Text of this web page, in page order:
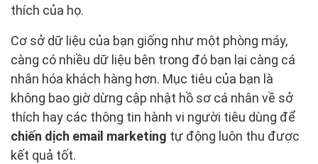
thích của họ.
Cơ sở dữ liệu của bạn giống như một phòng máy,
càng có nhiều dữ liệu bên trong đó bạn lại càng cá
nhân hóa khách hàng hơn. Mục tiêu của bạn là
không bao giờ dừng cập nhật hồ sơ cá nhân về sở
thích hay các thông tin hành vi người tiêu dùng để
chiến dịch email marketing tự động luôn thu được
kết quả tốt.